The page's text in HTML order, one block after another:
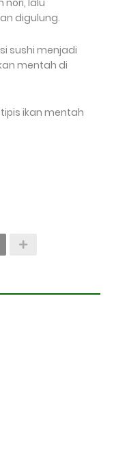
nori, lalu
digulung.
sushi menjadi
mentah di
ikan mentah